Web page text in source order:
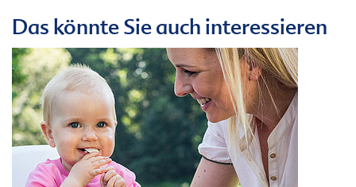
Das könnte Sie auch interessieren